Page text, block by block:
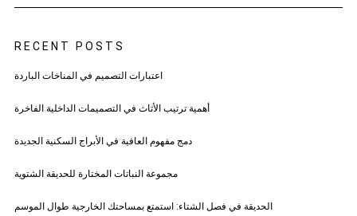
RECENT POSTS
اعتبارات التصميم في المناخات الباردة
أهمية ترتيب الأثاث في التصميمات الداخلية الفاخرة
دمج مفهوم العافية في الأبراج السكنية الجديدة
مجموعة النباتات المختارة للحديقة الشتوية
الحديقة في فصل الشتاء: استمتع بمساحتك الخارجية طوال الموسم